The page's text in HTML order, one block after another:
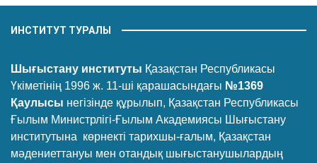
ИНСТИТУТ ТУРАЛЫ
Шығыстану институты Қазақстан Республикасы
Үкіметінің 1996 ж. 11-ші қарашасындағы №1369
Қаулысы негізінде құрылып, Қазақстан Республикасы
Ғылым Министрлігі-Ғылым Академиясы Шығыстану
институтына көрнекті тарихшы-ғалым, Қазақстан
мәдениеттануы мен отандық шығыстанушылардың